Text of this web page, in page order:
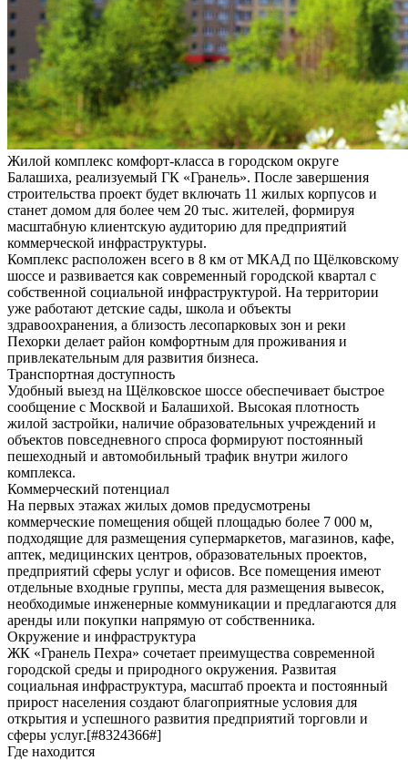
Жилой комплекс комфорт-класса в городском округе
Балашиха, реализуемый ГК «Гранель». После завершения
строительства проект будет включать 11 жилых корпусов и
станет домом для более чем 20 тыс. жителей, формируя
масштабную клиентскую аудиторию для предприятий
коммерческой инфраструктуры.
Комплекс расположен всего в 8 км от МКАД по Щёлковскому
шоссе и развивается как современный городской квартал с
собственной социальной инфраструктурой. На территории
уже работают детские сады, школа и объекты
здравоохранения, а близость лесопарковых зон и реки
Пехорки делает район комфортным для проживания и
привлекательным для развития бизнеса.
Транспортная доступность
Удобный выезд на Щёлковское шоссе обеспечивает быстрое
сообщение с Москвой и Балашихой. Высокая плотность
жилой застройки, наличие образовательных учреждений и
объектов повседневного спроса формируют постоянный
пешеходный и автомобильный трафик внутри жилого
комплекса.
Коммерческий потенциал
На первых этажах жилых домов предусмотрены
коммерческие помещения общей площадью более 7 000 м,
подходящие для размещения супермаркетов, магазинов, кафе,
аптек, медицинских центров, образовательных проектов,
предприятий сферы услуг и офисов. Все помещения имеют
отдельные входные группы, места для размещения вывесок,
необходимые инженерные коммуникации и предлагаются для
аренды или покупки напрямую от собственника.
Окружение и инфраструктура
ЖК «Гранель Пехра» сочетает преимущества современной
городской среды и природного окружения. Развитая
социальная инфраструктура, масштаб проекта и постоянный
прирост населения создают благоприятные условия для
открытия и успешного развития предприятий торговли и
сферы услуг.[#8324366#]
Где находится